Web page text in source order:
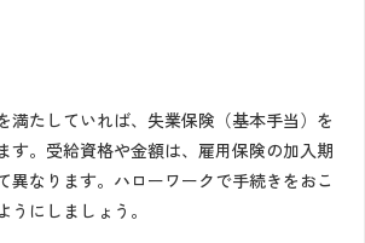
満たしていれば、失業保険（基本手当）を
す。受給資格や金額は、雇用保険の加入期
異なります。ハローワークで手続きをおこ
にしましょう。